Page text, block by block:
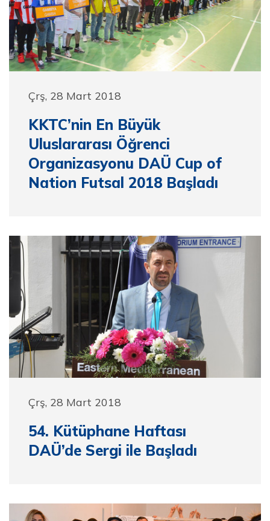
Çrş, 28 Mart 2018
KKTC’nin En Büyük
Uluslararası Öğrenci
Organizasyonu DAÜ Cup of
Nation Futsal 2018 Başladı
Çrş, 28 Mart 2018
54. Kütüphane Haftası
DAÜ’de Sergi ile Başladı